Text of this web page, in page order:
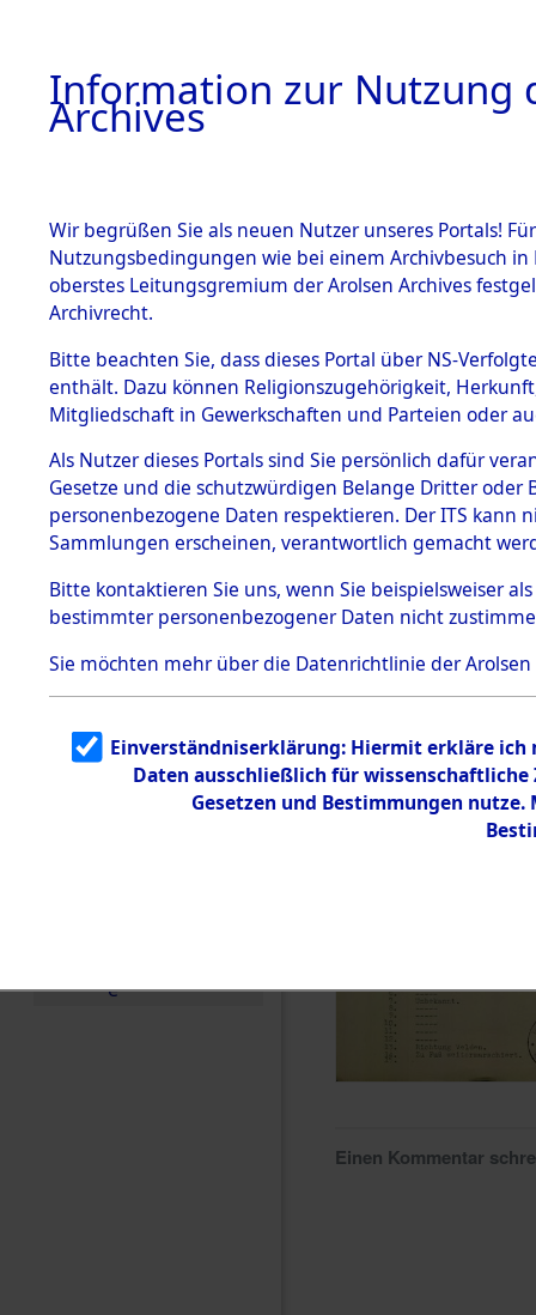
BESTÄNDE
1.
mente
5. Verschiedenes
5.3
Todesmärsche
5.3.1 Alliierte
Erhebungen
zu
Todesmärsch
en
5.3.2
g
5.3.3
Todesmärsch
e
Einen Kommentar
Information zur Nutzung
Archives
Wir begrüßen Sie als neuen Nutzer unseres Portals!
Nutzungsbedingungen wie bei einem Archivbesuch
oberstes Leitungsgremium der Arolsen Archives
Archivrecht.
Bitte beachten Sie, dass dieses Portal über NS-
enthält. Dazu können Religionszugehörigkeit,
Mitgliedschaft in Gewerkschaften und Parteien oder
Als Nutzer dieses Portals sind Sie persönlich dafür
Gesetze und die schutzwürdigen Belange Dritter
personenbezogene Daten respektieren. Der ITS
Sammlungen erscheinen, verantwortlich gemacht
Bitte kontaktieren Sie uns, wenn Sie beispielsweiser
bestimmter personenbezogener Daten nicht
Sie möchten mehr über die Datenrichtlinie der Arolsen
Einverständniserklärung: Hiermit erkläre ich
Daten ausschließlich für
Gesetzen und Bestimmungen